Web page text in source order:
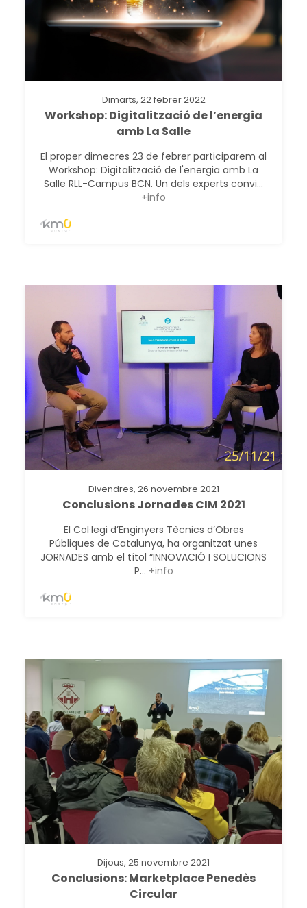
Dimarts, 22 febrer 2022
Workshop: Digitalització de l’energia
amb La Salle
El proper dimecres 23 de febrer participarem al
Workshop: Digitalització de l'energia amb La
Salle RLL-Campus BCN. Un dels experts convi...
+info
Divendres, 26 novembre 2021
Conclusions Jornades CIM 2021
El Col·legi d’Enginyers Tècnics d’Obres
Públiques de Catalunya, ha organitzat unes
JORNADES amb el títol “INNOVACIÓ I SOLUCIONS
P... +info
Dijous, 25 novembre 2021
Conclusions: Marketplace Penedès
Circular